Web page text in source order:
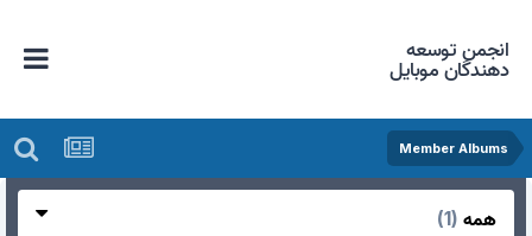
انجمن توسعه
دهندگان موبایل
Member Albums
همه (1)